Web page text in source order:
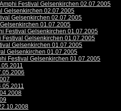
Festival Gelsenkirchen 02.07.2005
Gelsenkirchen 02.07.2005
Gelsenkirchen 02.07.2005
01.07.2005
Festival Gelsenkirchen 01.07.2005
Festival Gelsenkirchen 01.07.2005
Gelsenkirchen 01.07.2005
Gelsenkirchen 01.07.2005
Festival Gelsenkirchen 01.07.2005